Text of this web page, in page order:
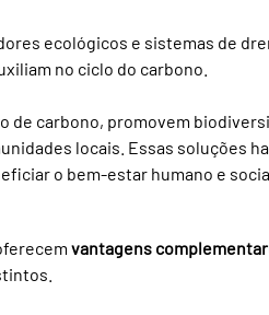
ecológicos e sistemas de
no ciclo do carbono.
de carbono, promovem
locais. Essas soluções
o bem-estar humano e
vantagens